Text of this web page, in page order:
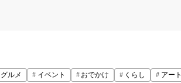
グルメ イベント おでかけ くらし アート